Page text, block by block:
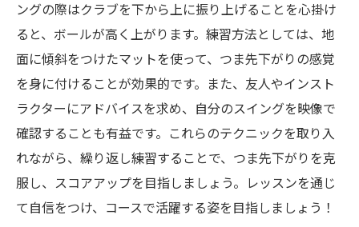
ングの際はクラブを下から上に振り上げることを心掛け
ると、ボールが高く上がります。練習方法としては、地
面に傾斜をつけたマットを使って、つま先下がりの感覚
を身に付けることが効果的です。また、友人やインスト
ラクターにアドバイスを求め、自分のスイングを映像で
確認することも有益です。これらのテクニックを取り入
れながら、繰り返し練習することで、つま先下がりを克
服し、スコアアップを目指しましょう。レッスンを通じ
て自信をつけ、コースで活躍する姿を目指しましょう！